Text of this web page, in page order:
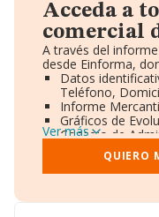
Acceda a
comercial
A través del
desde Einforma,
Datos
Teléfono,
Informe
Gráficos de
Consejo de
Directivos y
Accionistas.
Participaciones
Información
Ver más
QUIERO